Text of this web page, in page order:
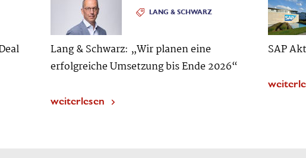
LANG & SCHWARZ
Lang & Schwarz: „Wir planen eine
erfolgreiche Umsetzung bis Ende 2026“
weiterlesen
SAP